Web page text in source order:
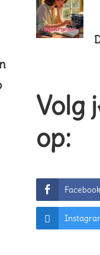
Volg
op:
Facebook